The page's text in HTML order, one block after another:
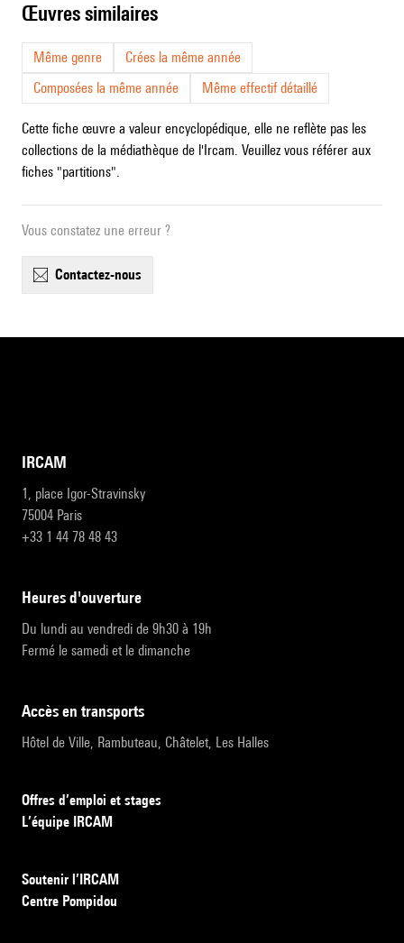
œuvres similaires
Même genre
Crées la même année
Composées la même année
Même effectif détaillé
Cette fiche œuvre a valeur encyclopédique, elle ne reflète pas les
collections de la médiathèque de l'Ircam. Veuillez vous référer aux
fiches "partitions".
Vous constatez une erreur ?
contactez-nous
IRCAM
1, place Igor-Stravinsky
75004 Paris
+33 1 44 78 48 43
heures d'ouverture
Du lundi au vendredi de 9h30 à 19h
Fermé le samedi et le dimanche
accès en transports
Hôtel de Ville, Rambuteau, Châtelet, Les Halles
Offres d’emploi et stages
L’équipe IRCAM
Soutenir l’IRCAM
Centre Pompidou